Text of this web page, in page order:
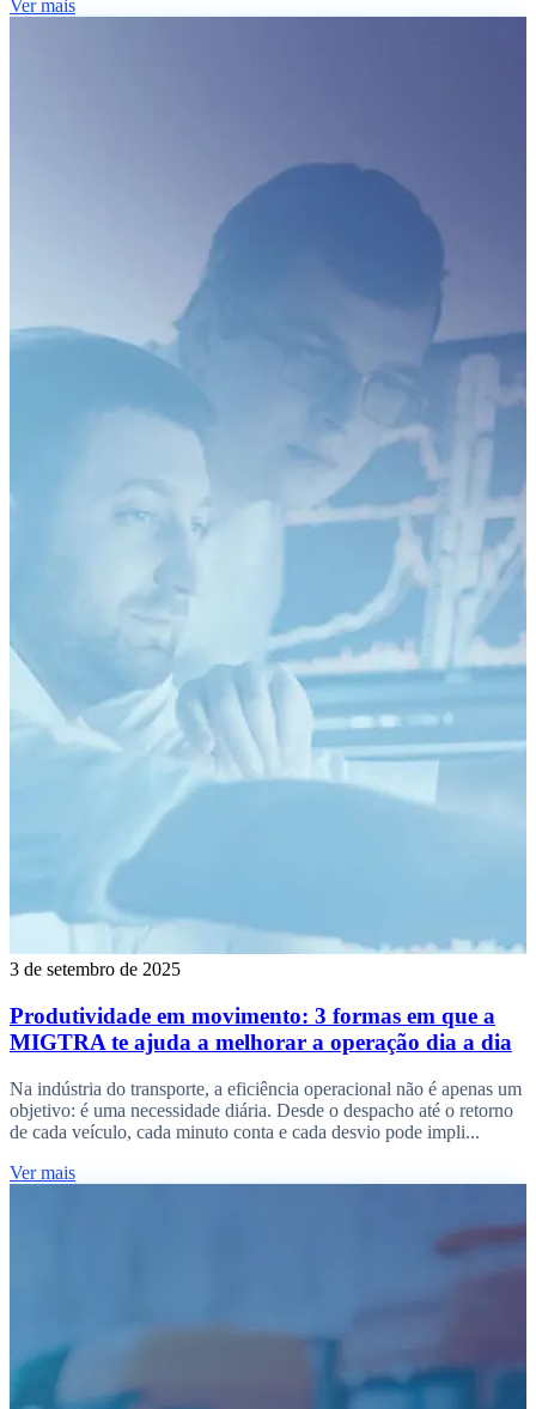
Ver mais
3 de setembro de 2025
Produtividade em movimento: 3 formas em que a
MIGTRA te ajuda a melhorar a operação dia a dia
Na indústria do transporte, a eficiência operacional não é apenas um
objetivo: é uma necessidade diária. Desde o despacho até o retorno
de cada veículo, cada minuto conta e cada desvio pode impli...
Ver mais